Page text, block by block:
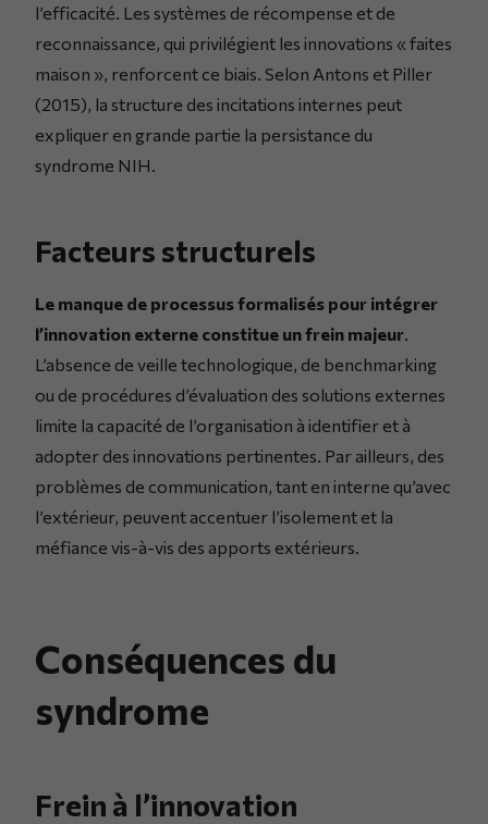
l’efficacité. Les systèmes de récompense et de
reconnaissance, qui privilégient les innovations « faites
maison », renforcent ce biais. Selon Antons et Piller
(2015), la structure des incitations internes peut
expliquer en grande partie la persistance du
syndrome NIH.
Facteurs structurels
Le manque de processus formalisés pour intégrer
l’innovation externe constitue un frein majeur.
L’absence de veille technologique, de benchmarking
ou de procédures d’évaluation des solutions externes
limite la capacité de l’organisation à identifier et à
adopter des innovations pertinentes. Par ailleurs, des
problèmes de communication, tant en interne qu’avec
l’extérieur, peuvent accentuer l’isolement et la
méfiance vis-à-vis des apports extérieurs.
Conséquences du
syndrome
Frein à l’innovation